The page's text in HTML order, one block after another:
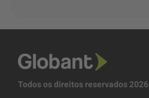
Todos os direitos reservados 2026